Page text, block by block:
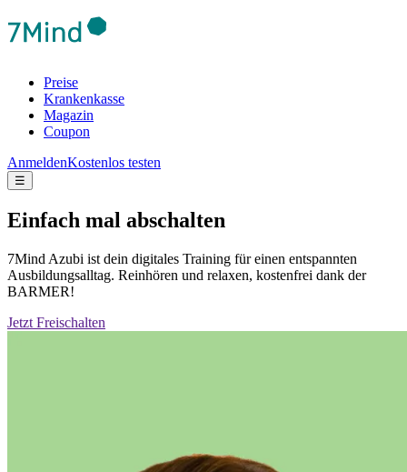
Preise
Krankenkasse
Magazin
Coupon
AnmeldenKostenlos testen
☰
Einfach mal abschalten
7Mind Azubi ist dein digitales Training für einen entspannten
Ausbildungsalltag. Reinhören und relaxen, kostenfrei dank der
BARMER!
Jetzt Freischalten